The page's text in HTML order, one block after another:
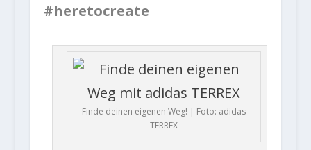
#heretocreate
Finde deinen eigenen Weg! | Foto: adidas
TERREX